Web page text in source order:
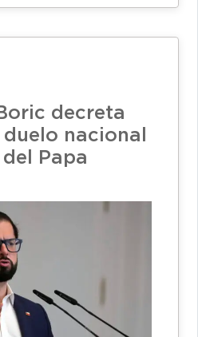
decreta
nacional
Papa